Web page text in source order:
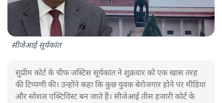
सीजेआई सूर्यकांत
सुप्रीम कोर्ट के चीफ जस्टिस सूर्यकांत ने शुक्रवार को एक खास तरह
की टिप्पणी की। उन्होंने कहा कि कुछ युवक बेरोजगार होने पर मीडिया
और सोशल एक्टिविस्ट बन जाते हैं। सीजेआई तीस हजारी कोर्ट के